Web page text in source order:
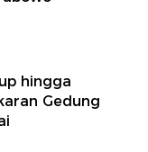
hingga
Gedung